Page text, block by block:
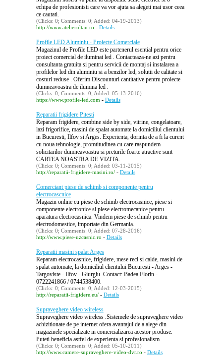
echipa de profesionisti care va vor ajuta sa alegeti mai usor ceea
ce cautati.
(Clicks: 0; Comments: 0; Added: 04-19-2013)
http://www.atelierultau.ro - Details
Profile LED Aluminiu - Proiecte Comerciale
Magazinul de Profile LED este partenerul esential pentru orice
proiect comercial de iluminat led . Contacteaza-ne azi pentru
consultanta gratuita si pentru servicii de montaj si instalarea a
profilelor led din aluminiu si a benzilor led, solutii de calitate si
costuri reduse . Oferim Discounturi cantitative pentru proiecte
dumneavoastra de ilumina led .
(Clicks: 0; Comments: 0; Added: 05-13-2016)
https://www.profile-led.com- Details
Reparatii frigidere Pitesti
Reparam frigidere, combine side by side, vitrine, congelatoare,
lazi frigorifice, masini de spalat automate la domiciliul clientului
in Bucuresti, Ilfov si Arges. Experienta, dorinta de a fi la curent
cu noua tehnologie, promtitudinea cu care raspundem
solicitarilor dumneavoastra si preturile foarte atractive sunt
CARTEA NOASTRA DE VIZITA.
(Clicks: 0; Comments: 0; Added: 03-11-2015)
http://reparatii-frigidere-masini.ro/- Details
Comerciant piese de schimb si componente pentru
electrocascnice
Magazin online cu piese de schimb electrocasnice, piese si
componente electronice si piese electromecanice pentru
aparatura electrocasnica. Vindem piese de schimb pentru
electrodomestice, importate din Germania.
(Clicks: 0; Comments: 0; Added: 07-28-2016)
http://www.piese-uzcasnic.ro - Details
Reparatii masini spalat Arges
Reparam electrocasnice, frigidere, mese reci si calde, masini de
spalat automate, la domiciliul clientului Bucuresti - Arges -
Targoviste - Ilfov - Giurgiu. Contact: Badea Florin -
0722241866 / 0744538400.
(Clicks: 0; Comments: 0; Added: 12-03-2015)
http://reparatii-frigidere.eu/- Details
Supraveghere video wireless
Supraveghere video wireless .Sistemele de supraveghere video
achizitionate de pe internet ofera avantajul de a alege din
magazinele specializate in comercializarea acestor produse.
Puteti beneficia astfel de experienta si profesionalism
(Clicks: 0; Comments: 0; Added: 05-10-2011)
http://www.camere-supraveghere-video-dvr.ro - Details